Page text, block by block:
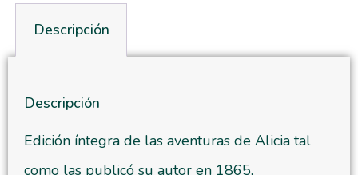
Descripción
Descripción
Edición íntegra de las aventuras de Alicia tal
como las publicó su autor en 1865,